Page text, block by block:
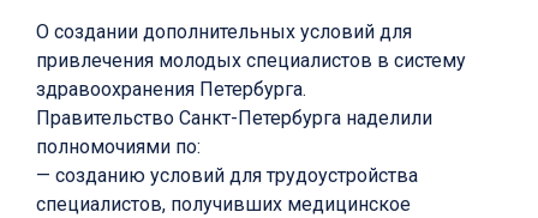
О создании дополнительных условий для
привлечения молодых специалистов в систему
здравоохранения Петербурга.
Правительство Санкт-Петербурга наделили
полномочиями по:
— созданию условий для трудоустройства
специалистов, получивших медицинское